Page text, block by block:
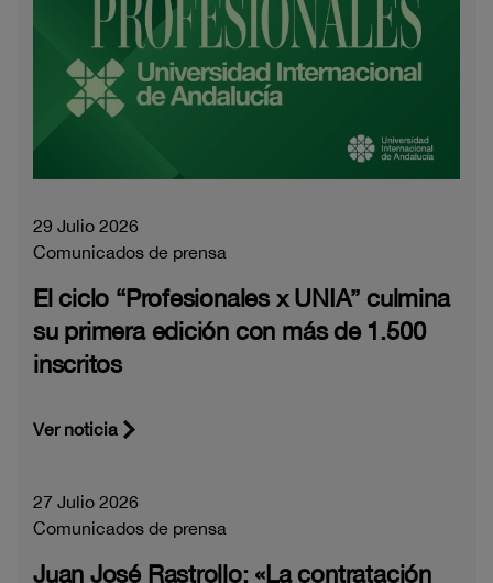
29 Julio 2026
Comunicados de prensa
El ciclo “Profesionales x UNIA” culmina
su primera edición con más de 1.500
inscritos
Ver noticia
27 Julio 2026
Comunicados de prensa
Juan José Rastrollo: «La contratación